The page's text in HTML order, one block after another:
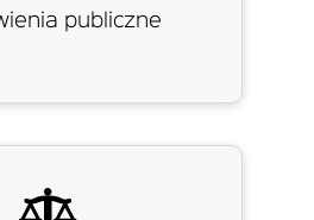
publiczne